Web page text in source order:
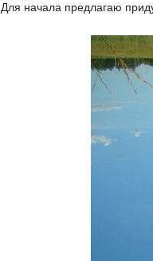
Для начала предлагаю